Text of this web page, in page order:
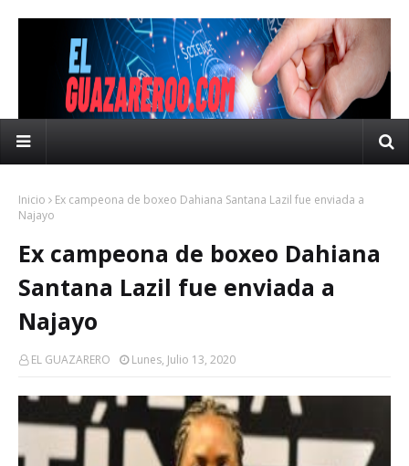
Inicio
Ex campeona de boxeo Dahiana Santana Lazil fue enviada a
Najayo
Ex campeona de boxeo Dahiana
Santana Lazil fue enviada a
Najayo
EL GUAZARERO Lunes, Julio 13, 2020